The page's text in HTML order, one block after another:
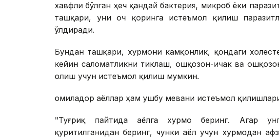
хавфли бўлган ҳеч қандай бактерия, микроб ёки
ташқари, уни оч қоринга истеъмол қилиш
ўлдиради.
Бундан ташқари, хурмони камқонлик, қондаги
кейин саломатликни тиклаш, ошқозон-ичак ва
олиш учун истеъмол қилиш мумкин.
Ҳомиладор аёллар ҳам ушбу мевани истеъмол
"Туғриқ пайтида аёлга хурмо беринг. Агар
қуритилганидан беринг, чунки аёл учун хурмодан